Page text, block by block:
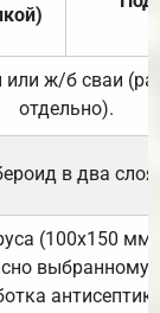
или ж/б сваи
отдельно).
в два слоя.
(100х150
выбранному